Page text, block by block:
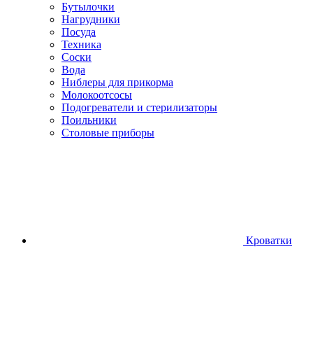
Бутылочки
Нагрудники
Посуда
Техника
Соски
Вода
Ниблеры для прикорма
Молокоотсосы
Подогреватели и стерилизаторы
Поильники
Столовые приборы
Кроватки